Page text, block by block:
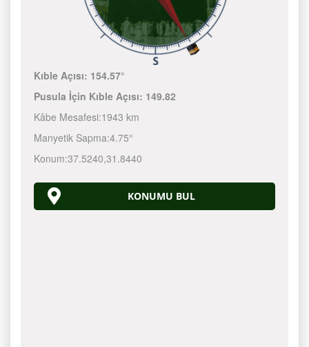
Kıble Açısı: 154.57°
Pusula İçin Kıble Açısı: 149.82
Kâbe Mesafesi:1943 km
Manyetik Sapma:4.75°
Konum:37.5240,31.8440
KONUMU BUL